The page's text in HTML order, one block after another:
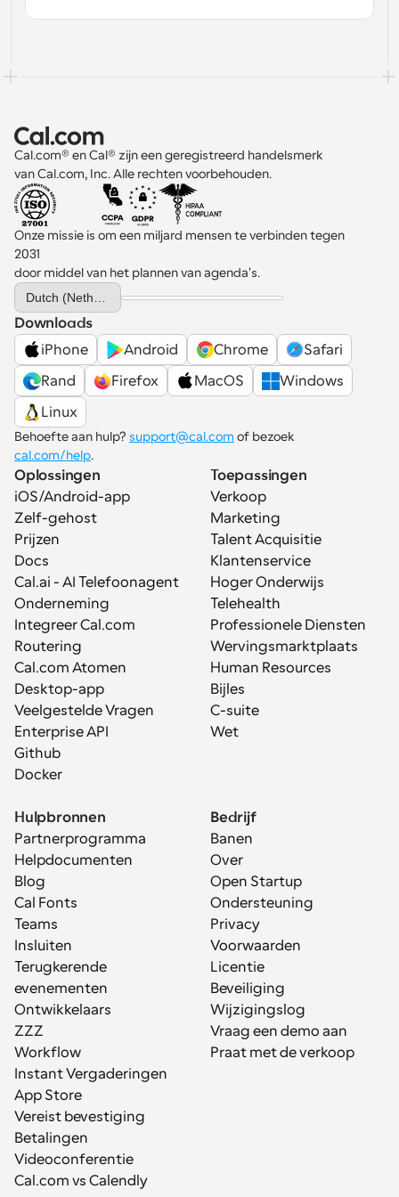
Instant Vergaderingen
Ontmoet cliënten binnen enkele minuten
Dynamische Groep Links
Boek naadloos vergaderingen met meerdere mensen
Webhooks
Ontvang een melding wanneer er iets gebeurt
Cal.com® en Cal® zijn een geregistreerd handelsmerk
van Cal.com, Inc. Alle rechten voorbehouden.
Onze missie is om een miljard mensen te verbinden tegen
2031
door middel van het plannen van agenda's.
Select Language
Downloads
iPhone
Android Chrome
Safari
Rand
Firefox MacOS
Windows
Linux
Behoefte aan hulp? support@cal.com
cal.com/help.
Oplossingen
iOS/Android-app
Zelf-gehost
Prijzen
Docs
Cal.ai - AI Telefoonagent
Onderneming
Integreer Cal.com
Routering
Cal.com Atomen
Desktop-app
Veelgestelde Vragen
Enterprise API
Github
Docker
Toepassingen
Verkoop
Marketing
Talent Acquisitie
Klantenservice
Hoger Onderwijs
Telehealth
Professionele Diensten
Wervingsmarktplaats
Human Resources
Bijles
C-suite
Wet
Hulpbronnen
Partnerprogramma
Helpdocumenten
Blog
Cal Fonts
Teams
Insluiten
Terugkerende
evenementen
Ontwikkelaars
ZZZ
Workflow
Instant Vergaderingen
App Store
Vereist bevestiging
Betalingen
Videoconferentie
Cal.com vs Calendly
Bedrijf
Banen
Over
Open Startup
Ondersteuning
Privacy
Voorwaarden
Licentie
Beveiliging
Wijzigingslog
Vraag een demo aan
Praat met de verkoop